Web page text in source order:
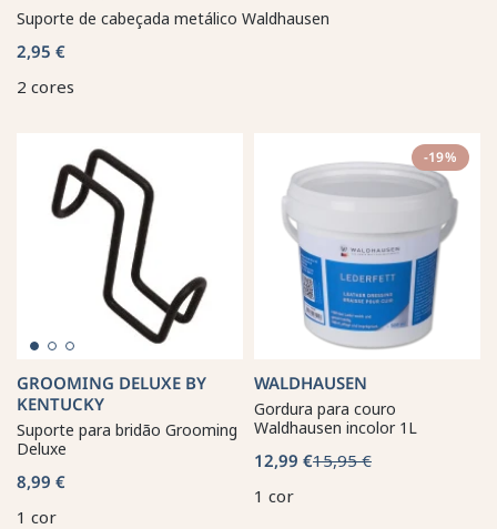
Suporte de cabeçada metálico Waldhausen
2,95 €
2 cores
GROOMING DELUXE BY
KENTUCKY
Suporte para bridão Grooming
Deluxe
8,99 €
1 cor
-19%
WALDHAUSEN
Gordura para couro
Waldhausen incolor 1L
12,99 €15,95 €
1 cor